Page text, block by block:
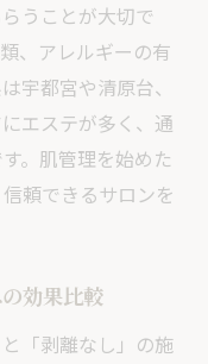
うことが大切で
、アレルギーの有
宇都宮や清原台、
エステが多く、通
。肌管理を始めた
頼できるサロンを
効果比較
「剥離なし」の施